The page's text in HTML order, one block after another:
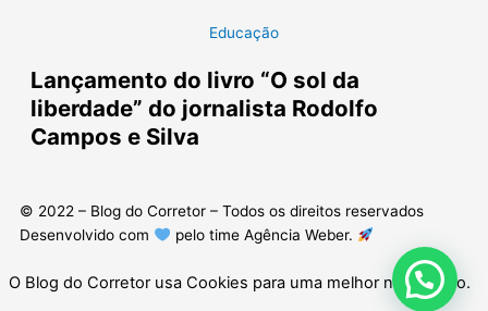
Educação
Lançamento do livro “O sol da
liberdade” do jornalista Rodolfo
Campos e Silva
© 2022 – Blog do Corretor – Todos os direitos reservados
Desenvolvido com
pelo time Agência Weber.
O Blog do Corretor usa Cookies para uma melhor navegação.